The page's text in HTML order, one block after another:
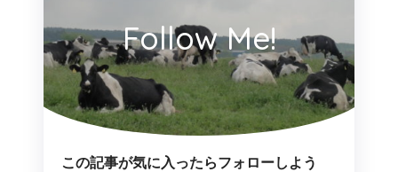
Follow Me!
この記事が気に入ったらフォローしよう